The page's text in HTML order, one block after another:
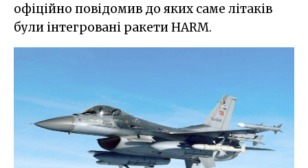
офіційно повідомив до яких саме літаків
були інтегровані ракети HARM.